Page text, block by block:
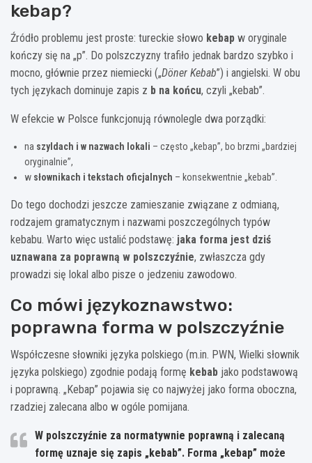
kebap?
Źródło problemu jest proste: tureckie słowo kebap w oryginale
kończy się na „p”. Do polszczyzny trafiło jednak bardzo szybko i
mocno, głównie przez niemiecki („Döner Kebab”) i angielski. W obu
tych językach dominuje zapis z b na końcu, czyli „kebab”.
W efekcie w Polsce funkcjonują równolegle dwa porządki:
na szyldach i w nazwach lokali – często „kebap”, bo brzmi „bardziej
oryginalnie”,
w słownikach i tekstach oficjalnych – konsekwentnie „kebab”.
Do tego dochodzi jeszcze zamieszanie związane z odmianą,
rodzajem gramatycznym i nazwami poszczególnych typów
kebabu. Warto więc ustalić podstawę: jaka forma jest dziś
uznawana za poprawną w polszczyźnie, zwłaszcza gdy
prowadzi się lokal albo pisze o jedzeniu zawodowo.
Co mówi językoznawstwo:
poprawna forma w polszczyźnie
Współczesne słowniki języka polskiego (m.in. PWN, Wielki słownik
języka polskiego) zgodnie podają formę kebab jako podstawową
i poprawną. „Kebap” pojawia się co najwyżej jako forma oboczna,
rzadziej zalecana albo w ogóle pomijana.
W polszczyźnie za normatywnie poprawną i zalecaną
formę uznaje się zapis „kebab”. Forma „kebap” może